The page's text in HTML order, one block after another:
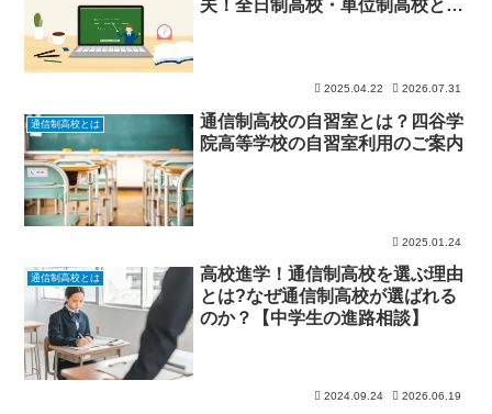
夫！全日制高校・単位制高校との
2025.04.22 2026.07.31
通信制高校とは
通信制高校の自習室とは？四谷学
院高等学校の自習室利用のご案内
2025.01.24
通信制高校とは
高校進学！通信制高校を選ぶ理由
とは?なぜ通信制高校が選ばれる
のか？【中学生の進路相談】
2024.09.24 2026.06.19